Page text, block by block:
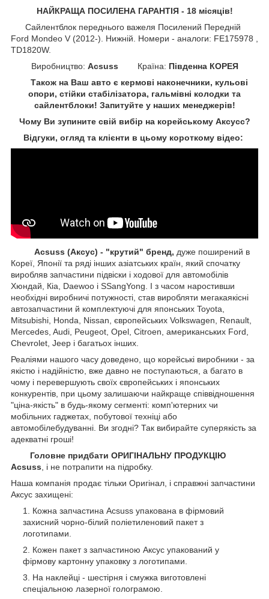
НАЙКРАЩА ПОСИЛЕНА ГАРАНТІЯ - 18 місяців!
Сайлентблок переднього важеля Посилений Передній
Ford Mondeo V (2012-). Нижній. Номери - аналоги: FE175978 ,
TD1820W.
Виробництво: Acsuss Країна: Південна КОРЕЯ
Також на Ваш авто є кермові наконечники, кульові
опори, стійки стабілізатора, гальмівні колодки та
сайлентблоки! Запитуйте у наших менеджерів!
Чому Ви зупините свій вибір на корейському Аксусс?
Відгуки, огляд та клієнти в цьому короткому відео:
Acsuss (Аксус) - "крутий" бренд, дуже поширений в
Кореї, Японії та ряді інших азіатських країн, який спочатку
виробляв запчастини підвіски і ходової для автомобілів
Хюндай, Кіа, Daewoo і SSangYong. І з часом наростивши
необхідні виробничі потужності, став виробляти мегакаякісні
автозапчастини й комплектуючі для японських Toyota,
Mitsubishi, Honda, Nissan, європейських Volkswagen, Renault,
Mercedes, Audi, Peugeot, Opel, Citroen, американських Ford,
Chevrolet, Jeep і багатьох інших.
Реаліями нашого часу доведено, що корейські виробники - за
якістю і надійністю, вже давно не поступаються, а багато в
чому і перевершують своїх європейських і японських
конкурентів, при цьому залишаючи найкраще співвідношення
"ціна-якість" в будь-якому сегменті: комп'ютерних чи
мобільних гаджетах, побутової техніці або
автомобілебудуванні. Ви згодні? Так вибирайте суперякість за
адекватні гроші!
Головне придбати ОРИГІНАЛЬНУ ПРОДУКЦІЮ
Acsuss , і не потрапити на підробку.
Наша компанія продає тільки Оригінал, і справжні запчастини
Аксус захищені:
Кожна запчастина Acsuss упакована в фірмовий
захисний чорно-білий поліетиленовий пакет з
логотипами.
Кожен пакет з запчастиною Аксус упакований у
фірмову картонну упаковку з логотипами.
На наклейці - шестірня і смужка виготовлені
спеціальною лазерної голограмою.